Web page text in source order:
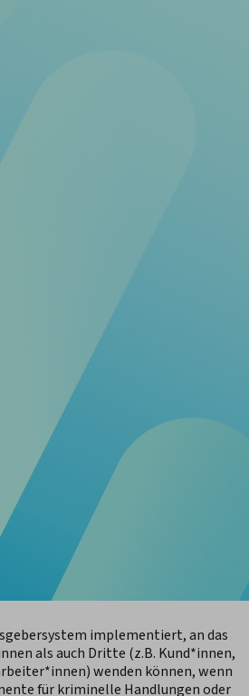
implementiert, an das
als auch Dritte (z.B. Kund*innen,
wenden können, wenn
für kriminelle Handlungen oder